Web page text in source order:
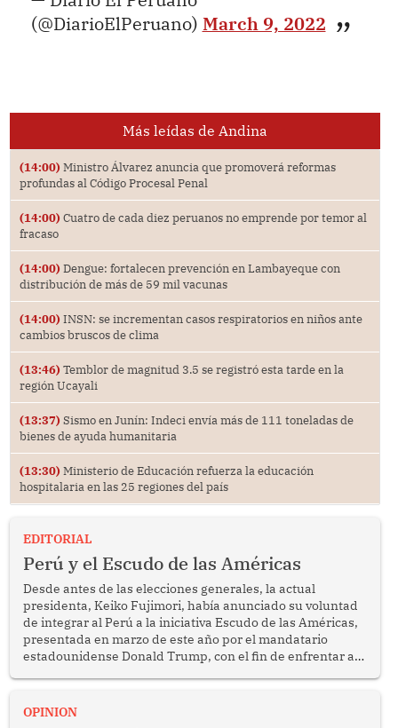
(@DiarioElPeruano) March 9, 2022
Más leídas de Andina
(14:00) Ministro Álvarez anuncia que promoverá reformas
profundas al Código Procesal Penal
(14:00) Cuatro de cada diez peruanos no emprende por temor al
fracaso
(14:00) Dengue: fortalecen prevención en Lambayeque con
distribución de más de 59 mil vacunas
(14:00) INSN: se incrementan casos respiratorios en niños ante
cambios bruscos de clima
(13:46) Temblor de magnitud 3.5 se registró esta tarde en la
región Ucayali
(13:37) Sismo en Junín: Indeci envía más de 111 toneladas de
bienes de ayuda humanitaria
(13:30) Ministerio de Educación refuerza la educación
hospitalaria en las 25 regiones del país
EDITORIAL
Perú y el Escudo de las Américas
Desde antes de las elecciones generales, la actual
presidenta, Keiko Fujimori, había anunciado su voluntad
de integrar al Perú a la iniciativa Escudo de las Américas,
presentada en marzo de este año por el mandatario
estadounidense Donald Trump, con el fin de enfrentar al
OPINION